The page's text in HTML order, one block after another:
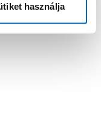
használja